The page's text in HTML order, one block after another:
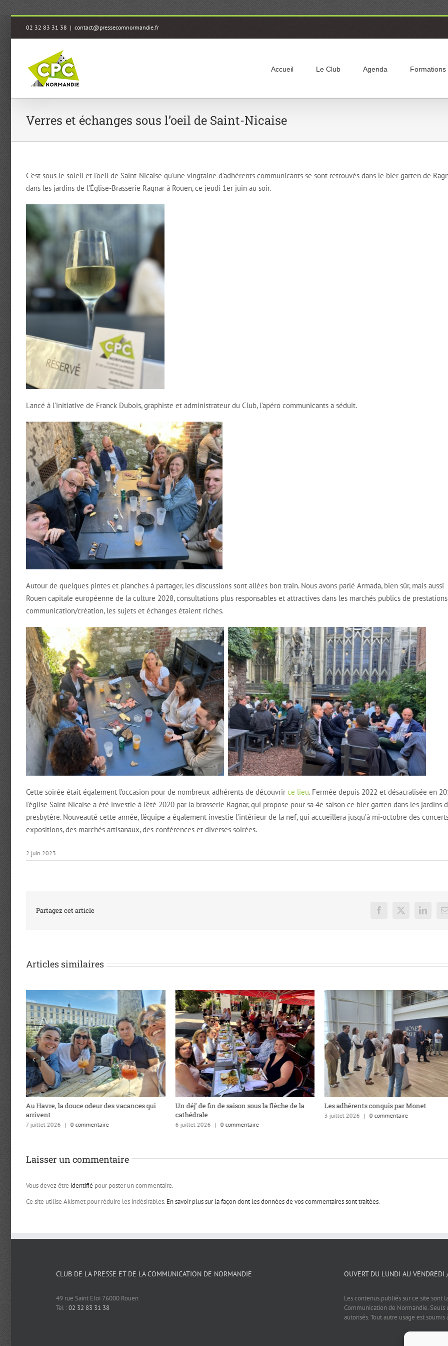
Passer
contenu
02 32 83 31 38 | contact@pressecomnormandie.fr
Accueil Le Club Agenda Formations
Verres et échanges sous l’oeil de Saint-Nicaise
C’est sous le soleil et l’oeil de Saint-Nicaise qu’une vingtaine d’adhérents communicants se sont retrouvés dans le bier garten de
dans les jardins de l’Église-Brasserie Ragnar à Rouen, ce jeudi 1er juin au soir.
Lancé à l’initiative de Franck Dubois, graphiste et administrateur du Club, l’apéro communicants a séduit.
Autour de quelques pintes et planches à partager, les discussions sont allées bon train. Nous avons parlé Armada, bien sûr, mais aussi
Rouen capitale européenne de la culture 2028, consultations plus responsables et attractives dans les marchés publics de
communication/création, les sujets et échanges étaient riches.
Cette soirée était également l’occasion pour de nombreux adhérents de découvrir ce lieu. Fermée depuis 2022 et désacralisée en
l’église Saint-Nicaise a été investie à l’été 2020 par la brasserie Ragnar, qui propose pour sa 4e saison ce bier garten dans les jardins
presbytère. Nouveauté cette année, l’équipe a également investie l’intérieur de la nef, qui accueillera jusqu’à mi-octobre des
expositions, des marchés artisanaux, des conférences et diverses soirées.
2 juin 2023
Partagez cet article Facebook
X
Articles similaires
Au Havre, la douce odeur des vacances qui
arrivent
7 juillet 2026 | 0 commentaire
Un déj’ de fin de saison sous la flèche de la
cathédrale
6 juillet 2026 | 0 commentaire
Les adhérents conquis par Monet
3 juillet 2026 | 0 commentaire
Laisser un commentaire
Vous devez être identifié pour poster un commentaire.
Ce site utilise Akismet pour réduire les indésirables. En savoir plus sur la façon dont les données de vos commentaires sont traitées.
CLUB DE LA PRESSE ET DE LA COMMUNICATION DE NORMANDIE
49 rue Saint Eloi 76000 Rouen
Tel :02 32 83 31 38
OUVERT DU LUNDI AU
Les contenus publiés sur ce site sont
Communication de Normandie.
autorisés. Tout autre usage est